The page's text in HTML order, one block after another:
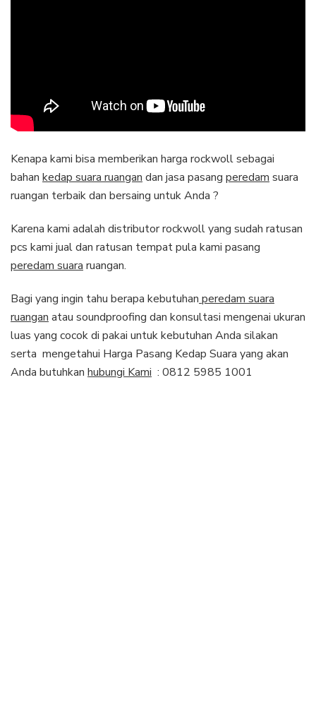
Kenapa kami bisa memberikan harga rockwoll sebagai
bahan kedap suara ruangan dan jasa pasang peredam suara
ruangan terbaik dan bersaing untuk Anda ?
Karena kami adalah distributor rockwoll yang sudah ratusan
pcs kami jual dan ratusan tempat pula kami pasang
peredam suara ruangan.
Bagi yang ingin tahu berapa kebutuhan peredam suara
ruangan atau soundproofing dan konsultasi mengenai ukuran
luas yang cocok di pakai untuk kebutuhan Anda silakan
serta mengetahui Harga Pasang Kedap Suara yang akan
Anda butuhkan hubungi Kami : 0812 5985 1001